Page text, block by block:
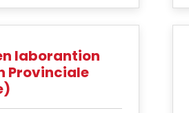
laborantion
Provinciale